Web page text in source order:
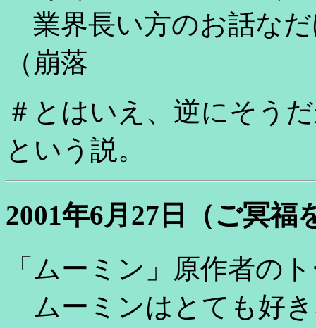
業界長い方のお話な
（崩落
＃とはいえ、逆にそう
という説。
2001年6月27日（ご冥福
「ムーミン」原作者の
ムーミンはとても好